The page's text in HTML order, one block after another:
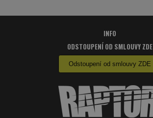
INFO
ODSTOUPENÍ OD SMLOUVY ZDE
Odstoupení od smlouvy ZDE